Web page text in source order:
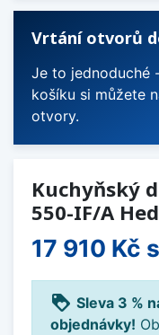
Vrtání otvorů
Je to jednoduché
košíku si můžete
otvory.
Kuchyňský
550-IF/A
17 910 Kč
loyalty Sleva 3 %
objednávky!